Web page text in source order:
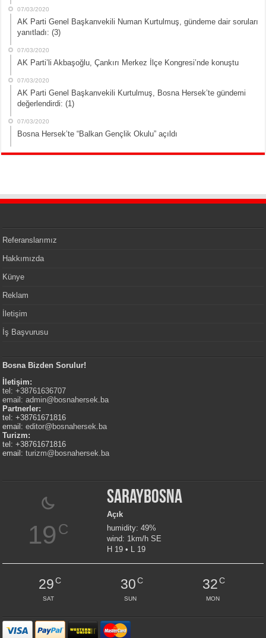
07/03/2020
AK Parti Genel Başkanvekili Numan Kurtulmuş, gündeme dair soruları
yanıtladı: (3)
07/03/2020
AK Parti’li Akbaşoğlu, Çankırı Merkez İlçe Kongresi’nde konuştu
07/03/2020
AK Parti Genel Başkanvekili Kurtulmuş, Bosna Hersek’te gündemi
değerlendirdi: (1)
07/03/2020
Bosna Hersek’te “Balkan Gençlik Okulu” açıldı
Referanslarımız
Hakkımızda
Künye
Reklam
İletişim
İş Başvurusu
Bosna Bizden Sorulur!
İletişim:
tel: +38761636707
email:admin@bosnahersek.ba
Partnerler:
tel: +38761671816
email:editor@bosnahersek.ba
Turizm:
tel: +38761671816
email:turizm@bosnahersek.ba
19 C
Saraybosna
Açık
humidity: 49%
wind: 1km/h SE
H 19 • L 19
29C
SAT
30C
SUN
32C
MON